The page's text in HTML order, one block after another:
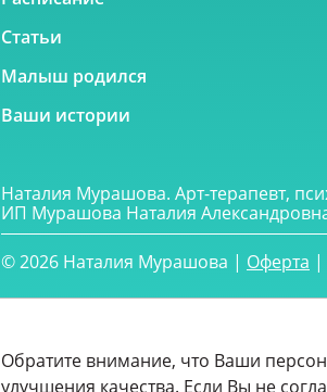
Статьи
Малыш родился
Ваши истории
Наталия Мурашова. Арт-терапевт,
ИП Мурашова Наталия
© 2026 Наталия Мурашова | Оферта |
Обратите внимание, что Ваши
улучшения качества. Если Вы не